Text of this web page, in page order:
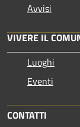
Avvisi
VIVERE IL
Luoghi
Eventi
CONTATTI